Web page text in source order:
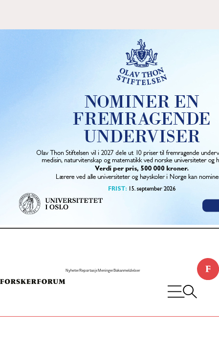
Nyheter Reportasje Meninger Bokanmeldelser